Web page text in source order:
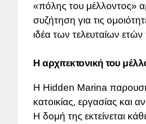
«πόλης του μέλλοντος»
συζήτηση για τις
ιδέα των τελευταίων
Η αρχιτεκτονική του
Η Hidden Marina
κατοικίας, εργασίας και
Η δομή της εκτείνεται